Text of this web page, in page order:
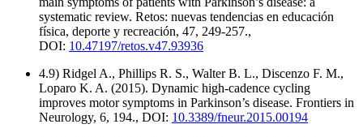
systematic review. Retos: nuevas tendencias en educación
física, deporte y recreación, 47, 249-257.,
DOI: 10.47197/retos.v47.93936
4.9) Ridgel A., Phillips R. S., Walter B. L., Discenzo F. M.,
Loparo K. A. (2015). Dynamic high-cadence cycling
improves motor symptoms in Parkinson’s disease. Frontiers in
Neurology, 6, 194., DOI: 10.3389/fneur.2015.00194